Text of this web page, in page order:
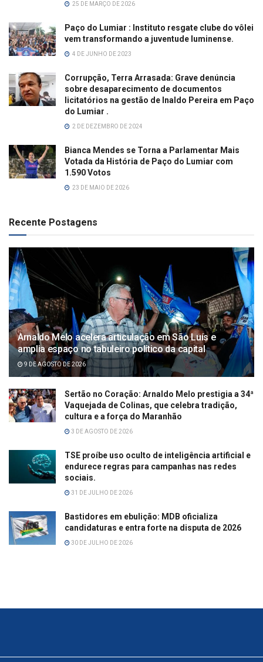
25 DE MARÇO DE 2026
Paço do Lumiar : Instituto resgate clube do vôlei
vem transformando a juventude luminense.
4 DE JUNHO DE 2023
Corrupção, Terra Arrasada: Grave denúncia
sobre desaparecimento de documentos
licitatórios na gestão de Inaldo Pereira em Paço
do Lumiar .
2 DE DEZEMBRO DE 2024
Bianca Mendes se Torna a Parlamentar Mais
Votada da História de Paço do Lumiar com
1.590 Votos
23 DE MAIO DE 2026
Recente Postagens
Arnaldo Melo acelera articulação em São Luís e
amplia espaço no tabuleiro político da capital
9 DE AGOSTO DE 2026
Sertão no Coração: Arnaldo Melo prestigia a 34ª
Vaquejada de Colinas, que celebra tradição,
cultura e a força do Maranhão
3 DE AGOSTO DE 2026
TSE proíbe uso oculto de inteligência artificial e
endurece regras para campanhas nas redes
sociais.
31 DE JULHO DE 2026
Bastidores em ebulição: MDB oficializa
candidaturas e entra forte na disputa de 2026
30 DE JULHO DE 2026